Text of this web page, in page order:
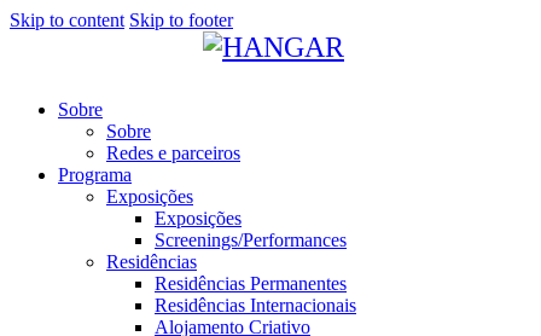
Skip to content Skip to footer
Sobre
Sobre
Redes e parceiros
Programa
Exposições
Exposições
Screenings/Performances
Residências
Residências Permanentes
Residências Internacionais
Alojamento Criativo